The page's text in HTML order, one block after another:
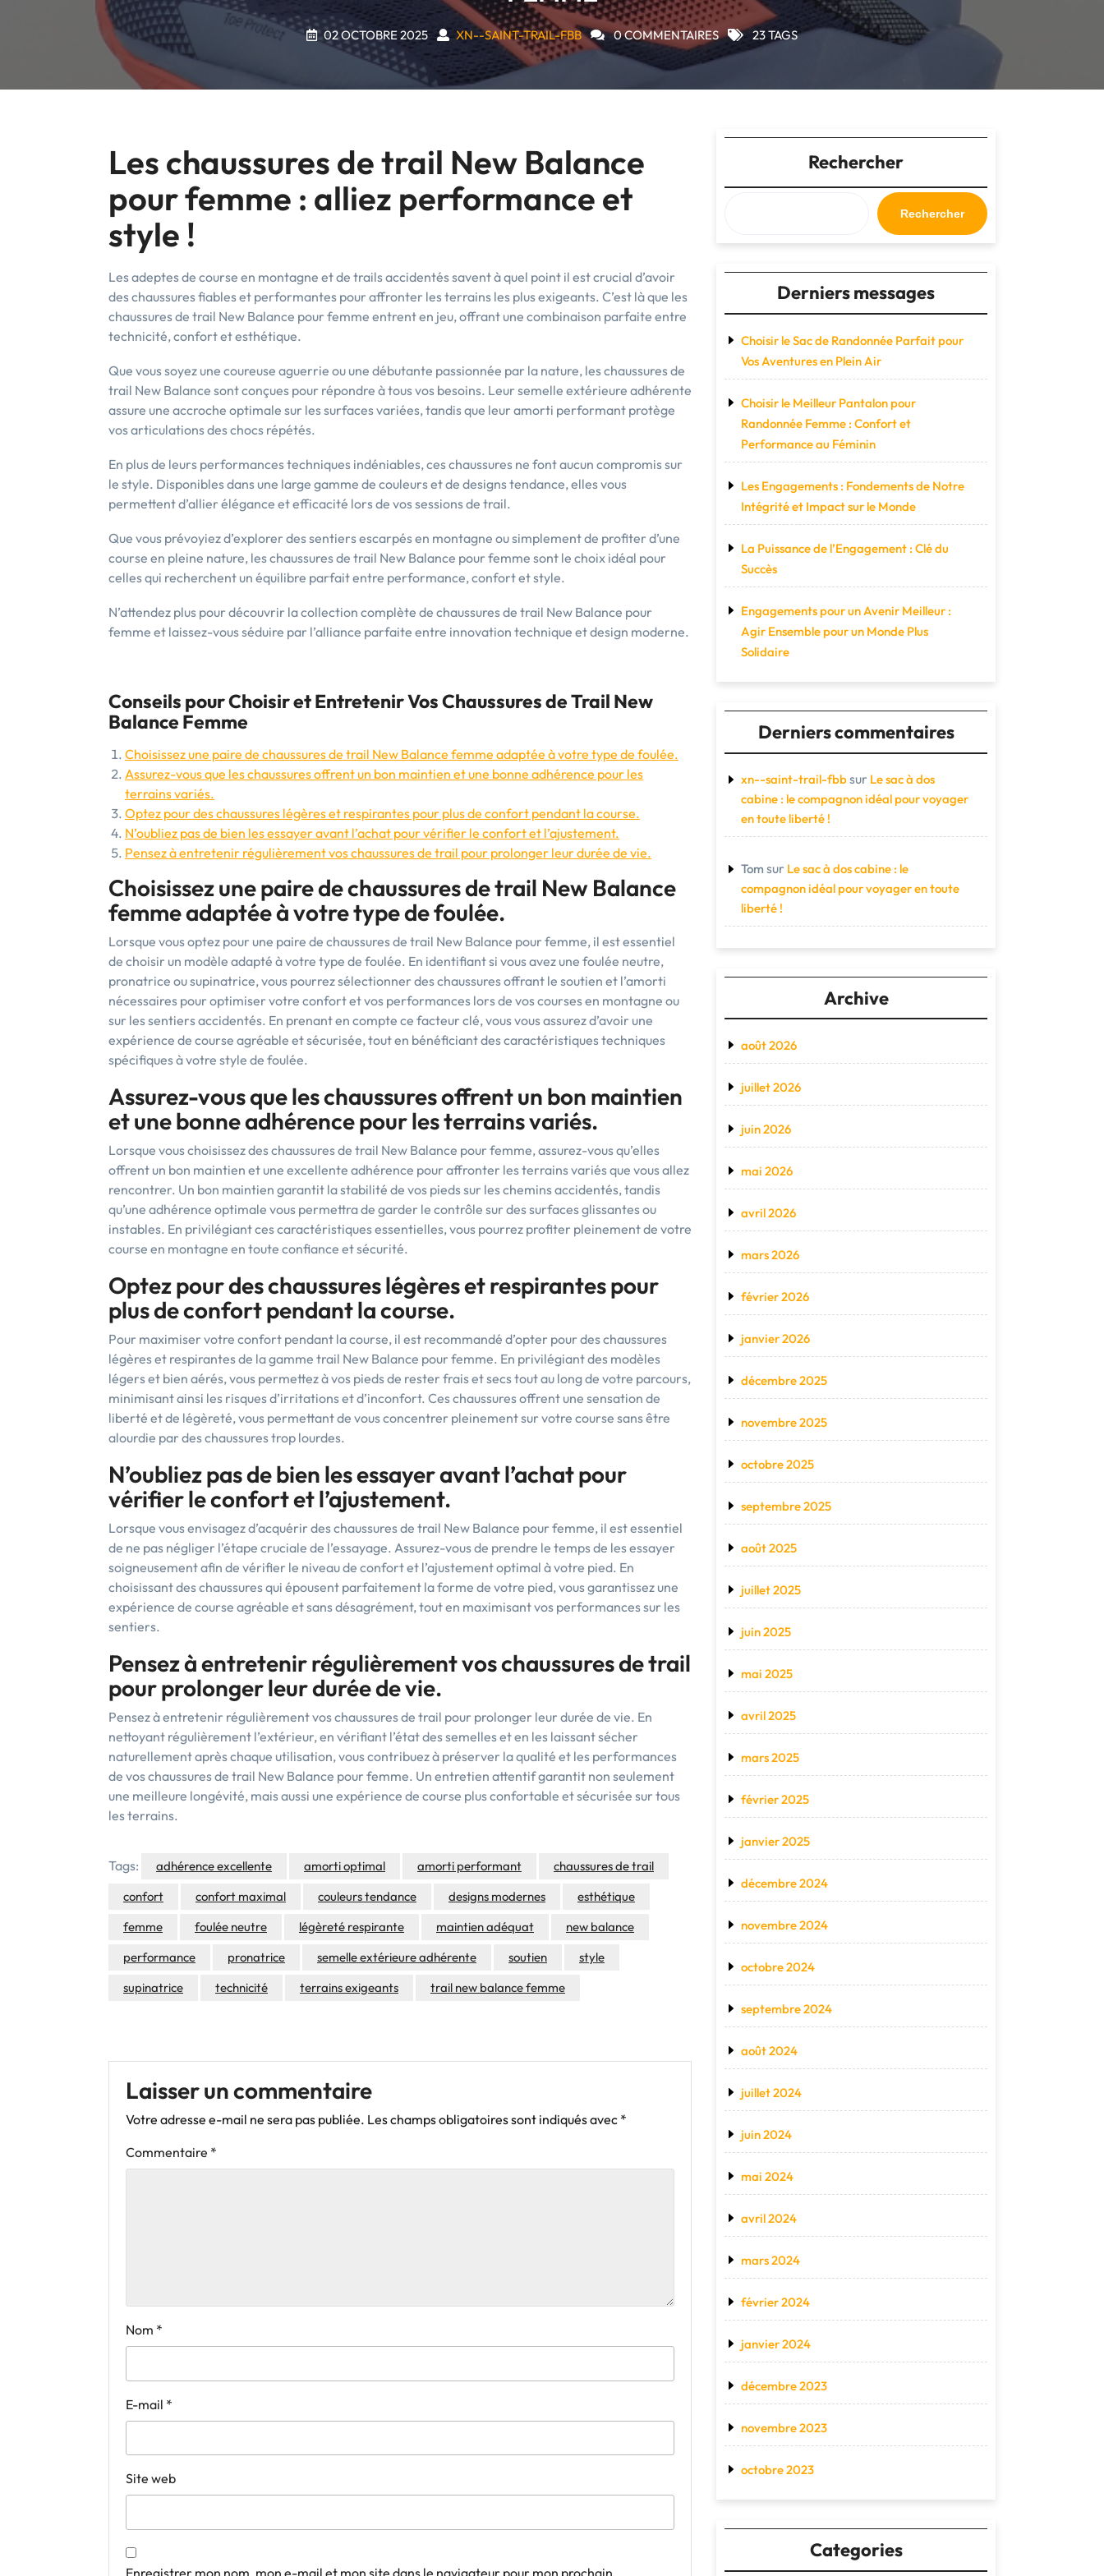
02 OCTOBRE 2025 XN--SAINT-TRAIL-FBB 0 COMMENTAIRES 23 TAGS
Les chaussures de trail New Balance
pour femme : alliez performance et
style !
Les adeptes de course en montagne et de trails accidentés savent à quel point il est crucial d’avoir
des chaussures fiables et performantes pour affronter les terrains les plus exigeants. C’est là que les
chaussures de trail New Balance pour femme entrent en jeu, offrant une combinaison parfaite entre
technicité, confort et esthétique.
Que vous soyez une coureuse aguerrie ou une débutante passionnée par la nature, les chaussures de
trail New Balance sont conçues pour répondre à tous vos besoins. Leur semelle extérieure adhérente
assure une accroche optimale sur les surfaces variées, tandis que leur amorti performant protège
vos articulations des chocs répétés.
En plus de leurs performances techniques indéniables, ces chaussures ne font aucun compromis sur
le style. Disponibles dans une large gamme de couleurs et de designs tendance, elles vous
permettent d’allier élégance et efficacité lors de vos sessions de trail.
Que vous prévoyiez d’explorer des sentiers escarpés en montagne ou simplement de profiter d’une
course en pleine nature, les chaussures de trail New Balance pour femme sont le choix idéal pour
celles qui recherchent un équilibre parfait entre performance, confort et style.
N’attendez plus pour découvrir la collection complète de chaussures de trail New Balance pour
femme et laissez-vous séduire par l’alliance parfaite entre innovation technique et design moderne.
Conseils pour Choisir et Entretenir Vos Chaussures de Trail New
Balance Femme
Choisissez une paire de chaussures de trail New Balance femme adaptée à votre type de foulée.
Assurez-vous que les chaussures offrent un bon maintien et une bonne adhérence pour les
terrains variés.
Optez pour des chaussures légères et respirantes pour plus de confort pendant la course.
N’oubliez pas de bien les essayer avant l’achat pour vérifier le confort et l’ajustement.
Pensez à entretenir régulièrement vos chaussures de trail pour prolonger leur durée de vie.
Choisissez une paire de chaussures de trail New Balance
femme adaptée à votre type de foulée.
Lorsque vous optez pour une paire de chaussures de trail New Balance pour femme, il est essentiel
de choisir un modèle adapté à votre type de foulée. En identifiant si vous avez une foulée neutre,
pronatrice ou supinatrice, vous pourrez sélectionner des chaussures offrant le soutien et l’amorti
nécessaires pour optimiser votre confort et vos performances lors de vos courses en montagne ou
sur les sentiers accidentés. En prenant en compte ce facteur clé, vous vous assurez d’avoir une
expérience de course agréable et sécurisée, tout en bénéficiant des caractéristiques techniques
spécifiques à votre style de foulée.
Assurez-vous que les chaussures offrent un bon maintien
et une bonne adhérence pour les terrains variés.
Lorsque vous choisissez des chaussures de trail New Balance pour femme, assurez-vous qu’elles
offrent un bon maintien et une excellente adhérence pour affronter les terrains variés que vous allez
rencontrer. Un bon maintien garantit la stabilité de vos pieds sur les chemins accidentés, tandis
qu’une adhérence optimale vous permettra de garder le contrôle sur des surfaces glissantes ou
instables. En privilégiant ces caractéristiques essentielles, vous pourrez profiter pleinement de votre
course en montagne en toute confiance et sécurité.
Optez pour des chaussures légères et respirantes pour
plus de confort pendant la course.
Pour maximiser votre confort pendant la course, il est recommandé d’opter pour des chaussures
légères et respirantes de la gamme trail New Balance pour femme. En privilégiant des modèles
légers et bien aérés, vous permettez à vos pieds de rester frais et secs tout au long de votre parcours,
minimisant ainsi les risques d’irritations et d’inconfort. Ces chaussures offrent une sensation de
liberté et de légèreté, vous permettant de vous concentrer pleinement sur votre course sans être
alourdie par des chaussures trop lourdes.
N’oubliez pas de bien les essayer avant l’achat pour
vérifier le confort et l’ajustement.
Lorsque vous envisagez d’acquérir des chaussures de trail New Balance pour femme, il est essentiel
de ne pas négliger l’étape cruciale de l’essayage. Assurez-vous de prendre le temps de les essayer
soigneusement afin de vérifier le niveau de confort et l’ajustement optimal à votre pied. En
choisissant des chaussures qui épousent parfaitement la forme de votre pied, vous garantissez une
expérience de course agréable et sans désagrément, tout en maximisant vos performances sur les
sentiers.
Pensez à entretenir régulièrement vos chaussures de trail
pour prolonger leur durée de vie.
Pensez à entretenir régulièrement vos chaussures de trail pour prolonger leur durée de vie. En
nettoyant régulièrement l’extérieur, en vérifiant l’état des semelles et en les laissant sécher
naturellement après chaque utilisation, vous contribuez à préserver la qualité et les performances
de vos chaussures de trail New Balance pour femme. Un entretien attentif garantit non seulement
une meilleure longévité, mais aussi une expérience de course plus confortable et sécurisée sur tous
les terrains.
Tags: adhérence excellente amorti optimal amorti performant
chaussures de trail
confort
confort maximal couleurs tendance designs modernes
esthétique
femme
foulée neutre légèreté respirante maintien adéquat
new balance
performance
pronatrice semelle extérieure adhérente soutien
style
supinatrice
technicité terrains exigeants trail new balance femme
Laisser un commentaire
Votre adresse e-mail ne sera pas publiée. Les champs obligatoires sont indiqués avec *
Commentaire *
Nom *
E-mail *
Site web
Enregistrer mon nom, mon e-mail et mon site dans le navigateur pour mon prochain
Rechercher
Rechercher
Derniers messages
Choisir le Sac de Randonnée Parfait pour
Vos Aventures en Plein Air
Choisir le Meilleur Pantalon pour
Randonnée Femme : Confort et
Performance au Féminin
Les Engagements : Fondements de Notre
Intégrité et Impact sur le Monde
La Puissance de l’Engagement : Clé du
Succès
Engagements pour un Avenir Meilleur :
Agir Ensemble pour un Monde Plus
Solidaire
Derniers commentaires
xn--saint-trail-fbbsur Le sac à dos
cabine : le compagnon idéal pour voyager
en toute liberté !
Tom sur Le sac à dos cabine : le
compagnon idéal pour voyager en toute
liberté !
Archive
août 2026
juillet 2026
juin 2026
mai 2026
avril 2026
mars 2026
février 2026
janvier 2026
décembre 2025
novembre 2025
octobre 2025
septembre 2025
août 2025
juillet 2025
juin 2025
mai 2025
avril 2025
mars 2025
février 2025
janvier 2025
décembre 2024
novembre 2024
octobre 2024
septembre 2024
août 2024
juillet 2024
juin 2024
mai 2024
avril 2024
mars 2024
février 2024
janvier 2024
décembre 2023
novembre 2023
octobre 2023
Categories